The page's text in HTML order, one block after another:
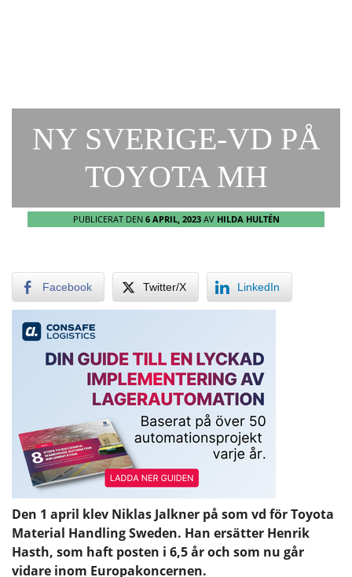
NY SVERIGE-VD PÅ
TOYOTA MH
PUBLICERAT DEN 6 APRIL, 2023AV HILDA HULTÉN
Facebook Twitter/X LinkedIn
Den 1 april klev Niklas Jalkner på som vd för Toyota
Material Handling Sweden. Han ersätter Henrik
Hasth, som haft posten i 6,5 år och som nu går
vidare inom Europakoncernen.